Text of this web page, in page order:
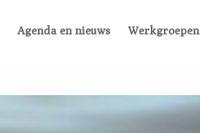
Agenda en nieuws Werkgroepen